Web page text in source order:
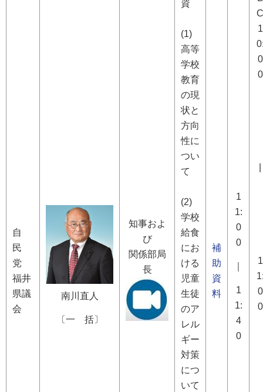
C
1
0
0
1
0
0
自
民
党
福井
県議
会
南川直人
〔一 括〕
知事およ
び
関係部局
長
資
(1)
高等
学校
教育
の現
状と
方向
性に
つい
て
(2)
学校
給食
にお
ける
児童
生徒
のア
レル
ギー
対策
につ
いて
補
助
資
料
1
1:
0
0
1
1:
4
0